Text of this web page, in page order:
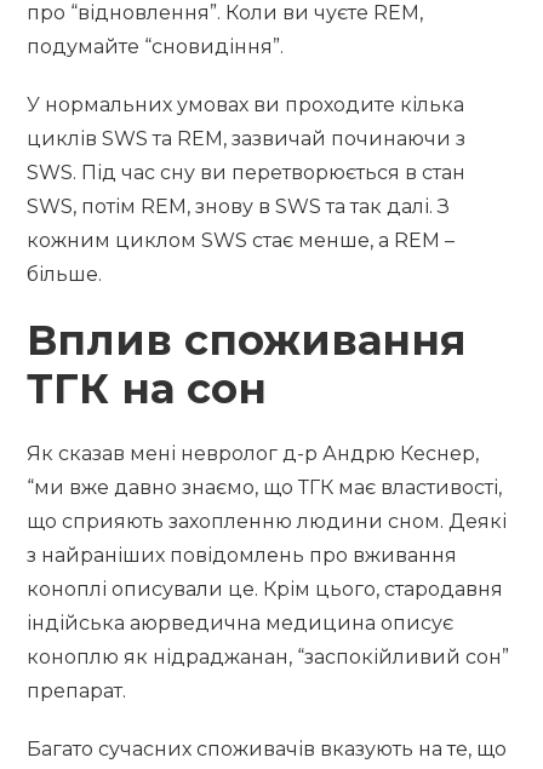
про “відновлення”. Коли ви чуєте REM,
подумайте “сновидіння”.
У нормальних умовах ви проходите кілька
циклів SWS та REM, зазвичай починаючи з
SWS. Під час сну ви перетворюється в стан
SWS, потім REM, знову в SWS та так далі. З
кожним циклом SWS стає менше, а REM –
більше.
Вплив споживання
ТГК на сон
Як сказав мені невролог д-р Андрю Кеснер,
“ми вже давно знаємо, що ТГК має властивості,
що сприяють захопленню людини сном. Деякі
з найраніших повідомлень про вживання
коноплі описували це. Крім цього, стародавня
індійська аюрведична медицина описує
коноплю як нідраджанан, “заспокійливий сон”
препарат.
Багато сучасних споживачів вказують на те, що